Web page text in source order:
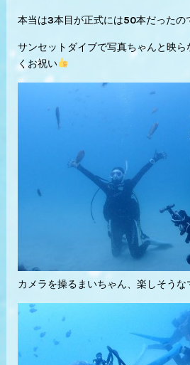
本当は3本目が正式には50本だったの
サンセットダイブで写真ちゃんと映
くお祝い
カメラを操るまいちゃん、楽しそうな